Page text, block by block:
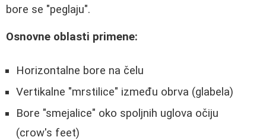
bore se "peglaju".
Osnovne oblasti primene:
Horizontalne bore na čelu
Vertikalne "mrstilice" između obrva (glabela)
Bore "smejalice" oko spoljnih uglova očiju
(crow's feet)